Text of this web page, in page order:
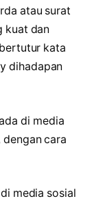
atau surat
kuat dan
kata
dihadapan
di media
cara
media sosial